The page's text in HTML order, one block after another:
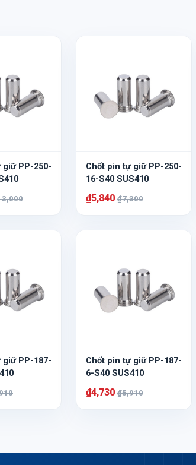
giữ PP-250-
Chốt pin tự giữ PP-250-
16-S40 SUS410
₫5,840 ₫7,300
giữ PP-187-
Chốt pin tự giữ PP-187-
6-S40 SUS410
₫4,730 ₫5,910